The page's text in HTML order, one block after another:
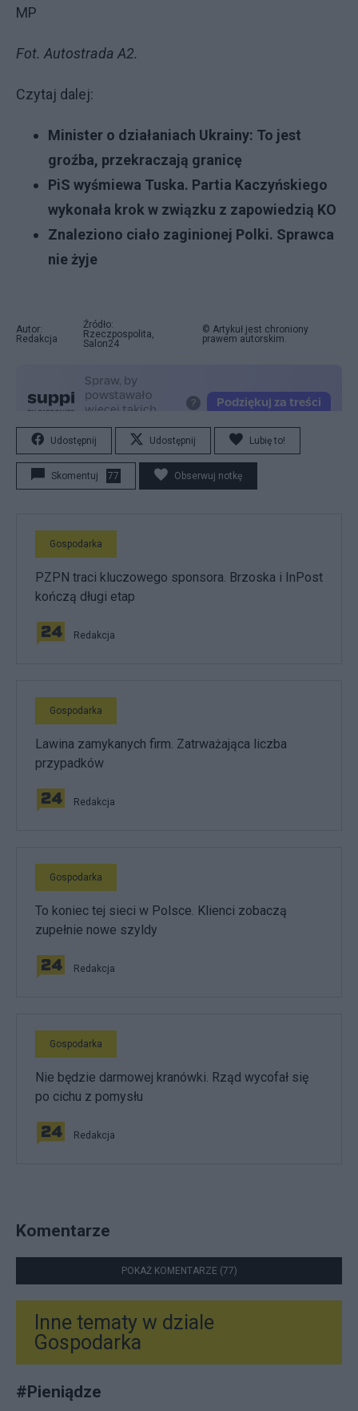
MP
Fot. Autostrada A2.
Czytaj dalej:
Minister o działaniach Ukrainy: To jest
groźba, przekraczają granicę
PiS wyśmiewa Tuska. Partia Kaczyńskiego
wykonała krok w związku z zapowiedzią KO
Znaleziono ciało zaginionej Polki. Sprawca
nie żyje
Autor:
Redakcja
Źródło:
Rzeczpospolita,
Salon24
© Artykuł jest chroniony
prawem autorskim.
Udostępnij Udostępnij Lubię to!
Skomentuj 77 Obserwuj notkę
Gospodarka
PZPN traci kluczowego sponsora. Brzoska i InPost
kończą długi etap
Redakcja
Gospodarka
Lawina zamykanych firm. Zatrważająca liczba
przypadków
Redakcja
Gospodarka
To koniec tej sieci w Polsce. Klienci zobaczą
zupełnie nowe szyldy
Redakcja
Gospodarka
Nie będzie darmowej kranówki. Rząd wycofał się
po cichu z pomysłu
Redakcja
Komentarze
POKAŻ KOMENTARZE (77)
Inne tematy w dziale
Gospodarka
#Pieniądze